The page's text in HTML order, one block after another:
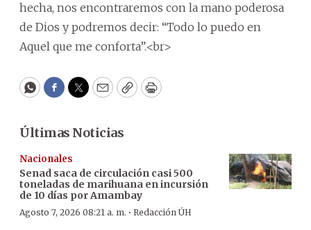
hecha, nos encontraremos con la mano poderosa
de Dios y podremos decir: “Todo lo puedo en
Aquel que me conforta”.<br>
WhatsApp
Facebook
Twitter
EmailCopyPrint
Últimas Noticias
Nacionales
Senad saca de circulación casi 500
toneladas de marihuana en incursión
de 10 días por Amambay
Agosto 7, 2026 08:21 a. m. · Redacción ÚH